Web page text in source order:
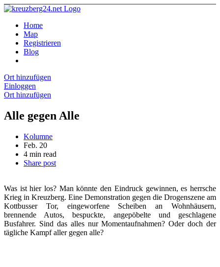
Home
Map
Registrieren
Blog
Ort hinzufügen
Einloggen
Ort hinzufügen
Alle gegen Alle
Kolumne
Feb. 20
4 min read
Share post
Was ist hier los? Man könnte den Eindruck gewinnen, es herrsche
Krieg in Kreuzberg. Eine Demonstration gegen die Drogenszene am
Kottbusser Tor, eingeworfene Scheiben an Wohnhäusern,
brennende Autos, bespuckte, angepöbelte und geschlagene
Busfahrer. Sind das alles nur Momentaufnahmen? Oder doch der
tägliche Kampf aller gegen alle?